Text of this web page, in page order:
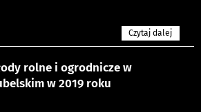
Czytaj dalej
rolne i ogrodnicze w
w 2019 roku